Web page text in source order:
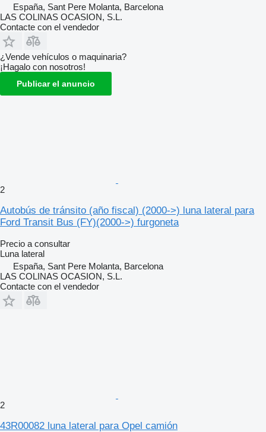
España, Sant Pere Molanta, Barcelona
LAS COLINAS OCASION, S.L.
Contacte con el vendedor
¿Vende vehículos o maquinaria?
¡Hagalo con nosotros!
Publicar el anuncio
2
Autobús de tránsito (año fiscal) (2000->) luna lateral para
Ford Transit Bus (FY)(2000->) furgoneta
Precio a consultar
Luna lateral
España, Sant Pere Molanta, Barcelona
LAS COLINAS OCASION, S.L.
Contacte con el vendedor
2
43R00082 luna lateral para Opel camión